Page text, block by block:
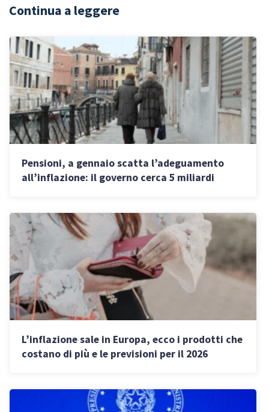
Continua a leggere
Pensioni, a gennaio scatta l’adeguamento
all’inflazione: il governo cerca 5 miliardi
L’inflazione sale in Europa, ecco i prodotti che
costano di più e le previsioni per il 2026